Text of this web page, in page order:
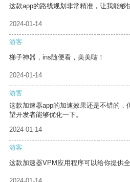
这款app的路线规划非常精准，让我能够
2024-01-14
游客
梯子神器，ins随便看，美美哒！
2024-01-14
游客
这款加速器app的加速效果还是不错的，
望开发者能够优化一下。
2024-01-14
游客
这款加速器VPM应用程序可以给你提供